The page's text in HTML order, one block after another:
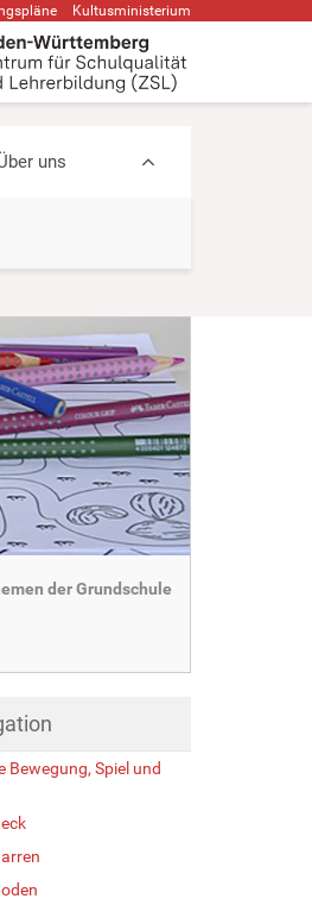
Kultusministerium
uns
der Grundschule
Bewegung, Spiel und